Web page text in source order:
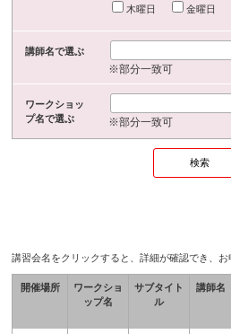
木曜日
金曜日
講師名で選ぶ
※部分一致可
ワークショッ
プ名で選ぶ
※部分一致可
講習会名をクリックすると、詳細が確認でき、お
開催場所
ワークショ
ップ名
サブタイト
ル
講師名